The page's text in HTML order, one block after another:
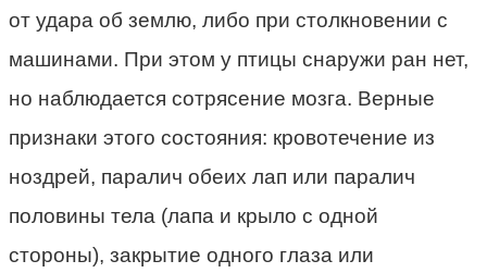
от удара об землю, либо при столкновении с
машинами. При этом у птицы снаружи ран нет,
но наблюдается сотрясение мозга. Верные
признаки этого состояния: кровотечение из
ноздрей, паралич обеих лап или паралич
половины тела (лапа и крыло с одной
стороны), закрытие одного глаза или